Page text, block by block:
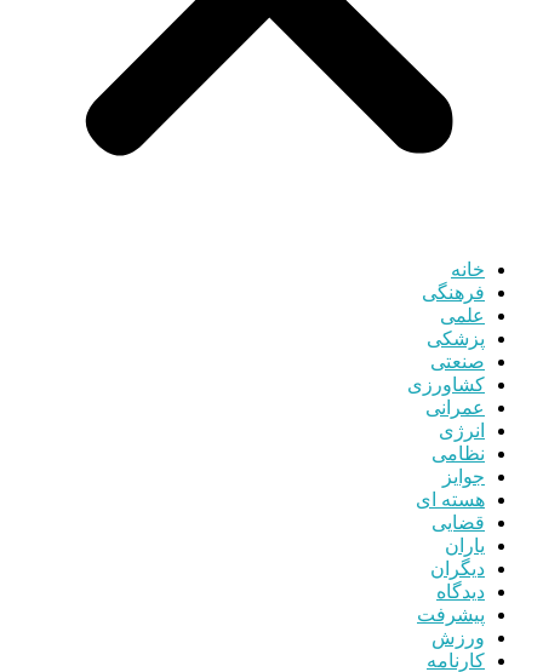
خانه
فرهنگی
علمی
پزشکی
صنعتی
کشاورزی
عمرانی
انرژی
نظامی
جوایز
هسته ای
قضایی
یاران
دیگران
دیدگاه
پیشرفت
ورزش
کارنامه